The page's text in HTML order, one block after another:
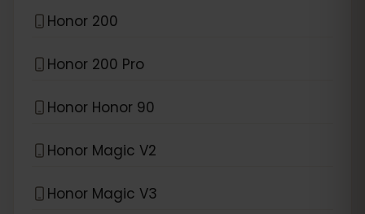
Honor 200
Honor 200 Pro
Honor Honor 90
Honor Magic V2
Honor Magic V3